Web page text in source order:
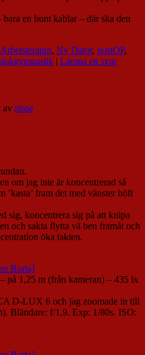
en bunt kablar – där ska den
Arbetsterapin, Ny Dator, postOP,
| Lämna ett svar
av nisse
om jag inte är koncentrerad så
fram det med vänster höft
sig, koncentrera sig på att knipa
och sakta flytta vä ben framåt och
öka takten.
på 1,25 m (från kameran) – 435 lx
D-LUX 6 och jag zoomade in till
Bländare: f/1,9. Exp: 1/80s. ISO: